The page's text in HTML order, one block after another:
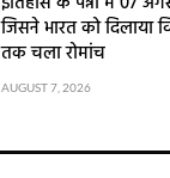
जिसने भारत को
तक चला रोमांच
AUGUST 7, 2026